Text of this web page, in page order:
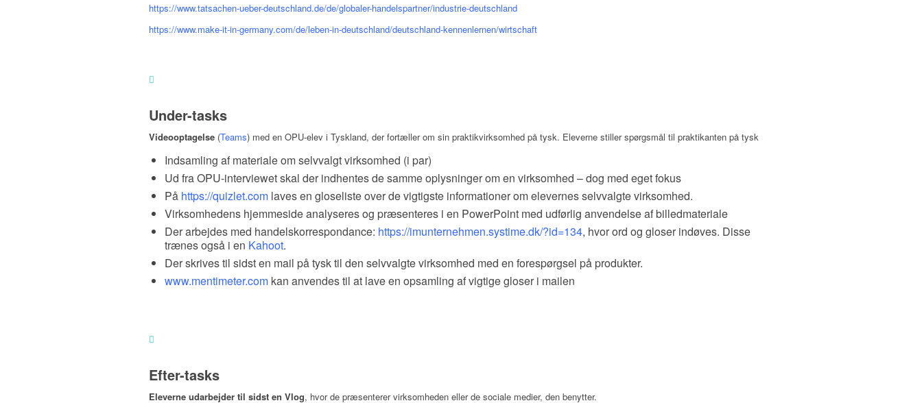
https://www.tatsachen-ueber-deutschland.de/de/globaler-handelspartner/industrie-deutschland
https://www.make-it-in-germany.com/de/leben-in-deutschland/deutschland-kennenlernen/wirtschaft
Under-tasks
Videooptagelse (Teams) med en OPU-elev i Tyskland, der fortæller om sin praktikvirksomhed på tysk. Eleverne stiller spørgsmål til praktikanten på tysk
Indsamling af materiale om selvvalgt virksomhed (i par)
Ud fra OPU-interviewet skal der indhentes de samme oplysninger om en virksomhed – dog med eget fokus
På https://quizlet.com laves en gloseliste over de vigtigste informationer om elevernes selvvalgte virksomhed.
Virksomhedens hjemmeside analyseres og præsenteres i en PowerPoint med udførlig anvendelse af billedmateriale
Der arbejdes med handelskorrespondance: https://imunternehmen.systime.dk/?id=134, hvor ord og gloser indøves. Disse
trænes også i en Kahoot.
Der skrives til sidst en mail på tysk til den selvvalgte virksomhed med en forespørgsel på produkter.
www.mentimeter.com kan anvendes til at lave en opsamling af vigtige gloser i mailen
Efter-tasks
Eleverne udarbejder til sidst en Vlog, hvor de præsenterer virksomheden eller de sociale medier, den benytter.